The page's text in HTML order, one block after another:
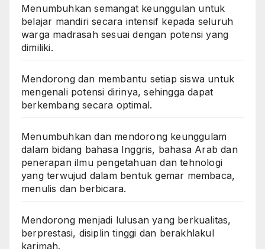
Menumbuhkan semangat keunggulan untuk
belajar mandiri secara intensif kepada seluruh
warga madrasah sesuai dengan potensi yang
dimiliki.
Mendorong dan membantu setiap siswa untuk
mengenali potensi dirinya, sehingga dapat
berkembang secara optimal.
Menumbuhkan dan mendorong keunggulam
dalam bidang bahasa Inggris, bahasa Arab dan
penerapan ilmu pengetahuan dan tehnologi
yang terwujud dalam bentuk gemar membaca,
menulis dan berbicara.
Mendorong menjadi lulusan yang berkualitas,
berprestasi, disiplin tinggi dan berakhlakul
karimah.